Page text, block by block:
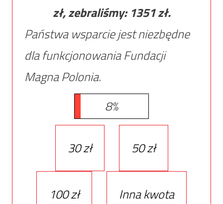
zł, zebraliśmy: 1351zł.
Państwa wsparcie jest niezbędne
dla funkcjonowania Fundacji
Magna Polonia.
8%
30 zł 50 zł
100 zł
Inna kwota